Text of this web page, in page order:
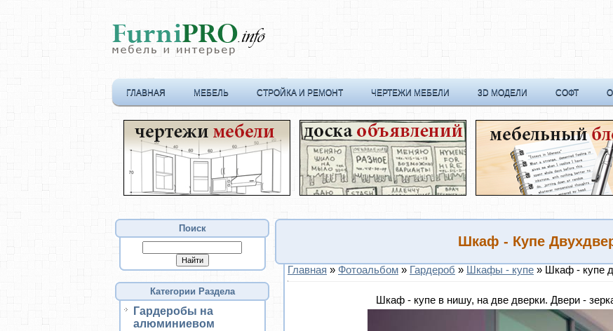
ГЛАВНАЯ МЕБЕЛЬ СТРОЙКА И РЕМОНТ ЧЕРТЕЖИ МЕБЕЛИ 3D МОДЕЛИ СОФТ
Поиск
Категории Раздела
Гардеробы на
алюминиевом
Шкаф - Купе
Главная » Фотоальбом » Гардероб » Шкафы - купе » Шкаф - купе
Шкаф - купе в нишу, на две дверки. Двери -